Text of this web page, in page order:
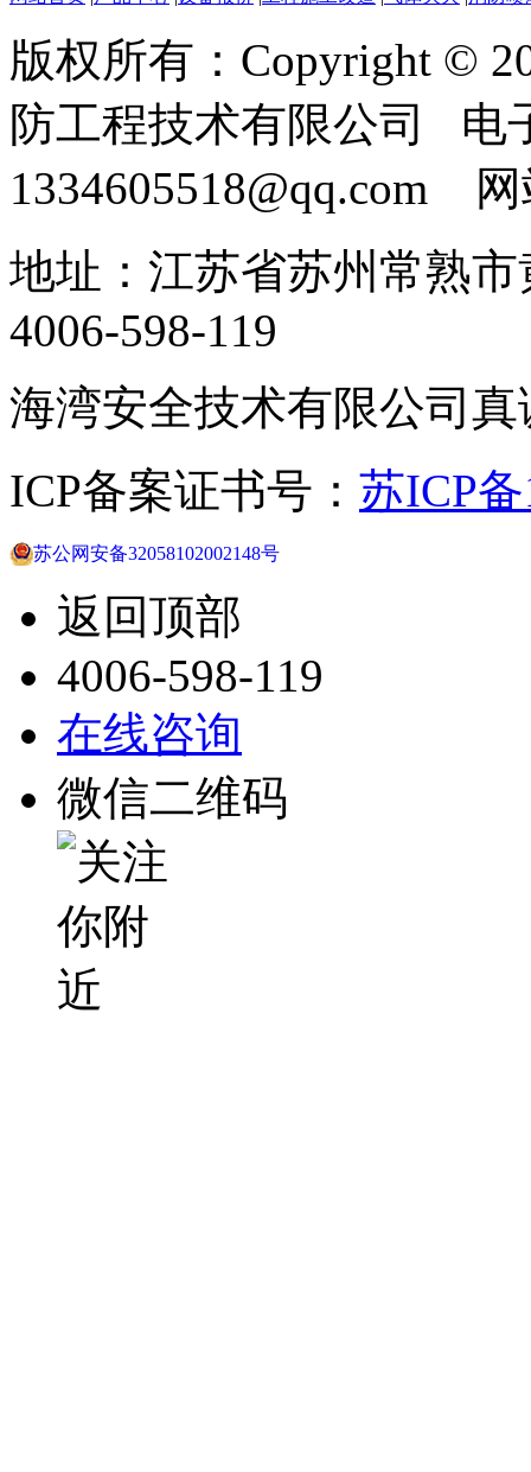
版权所有：Copyright ©
防工程技术有限公司 电
1334605518@qq.com
地址：江苏省苏州常熟
4006-598-119
海湾安全技术有限公司
ICP备案证书号： 苏ICP
苏公网安备32058102002148号
返回顶部
4006-598-119
在线咨询
微信二维码